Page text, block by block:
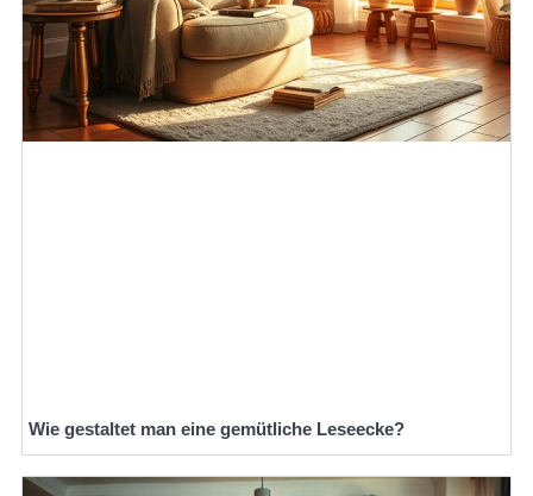
Wie gestaltet man eine gemütliche Leseecke?